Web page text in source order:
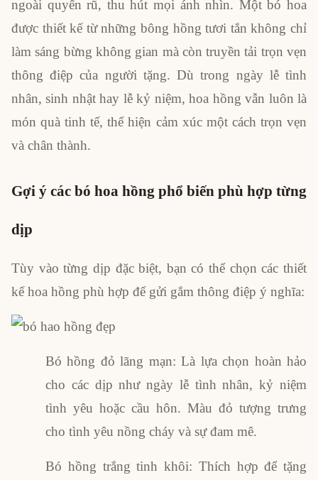
ngoài quyến rũ, thu hút mọi ánh nhìn. Một bó hoa
được thiết kế từ những bông hồng tươi tắn không chỉ
làm sáng bừng không gian mà còn truyền tải trọn vẹn
thông điệp của người tặng. Dù trong ngày lễ tình
nhân, sinh nhật hay lễ kỷ niệm, hoa hồng vẫn luôn là
món quà tinh tế, thể hiện cảm xúc một cách trọn vẹn
và chân thành.
Gợi ý các bó hoa hồng phổ biến phù hợp từng
dịp
Tùy vào từng dịp đặc biệt, bạn có thể chọn các thiết
kế hoa hồng phù hợp để gửi gắm thông điệp ý nghĩa:
Bó hồng đỏ lãng mạn: Là lựa chọn hoàn hảo
cho các dịp như ngày lễ tình nhân, kỷ niệm
tình yêu hoặc cầu hôn. Màu đỏ tượng trưng
cho tình yêu nồng cháy và sự đam mê.
Bó hồng trắng tinh khôi: Thích hợp để tặng